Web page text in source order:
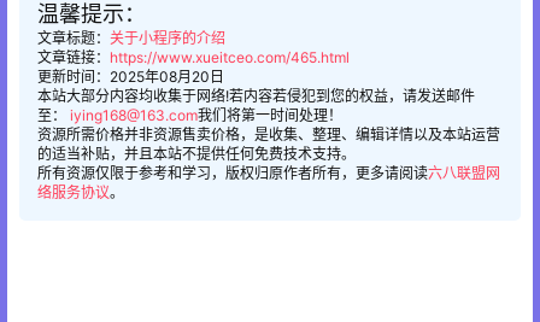
温馨提示：
文章标题： 关于小程序的介绍
文章链接： https://www.xueitceo.com/465.html
更新时间：2025年08月20日
本站大部分内容均收集于网络!若内容若侵犯到您的权益，请发送邮件
至：
iying168@163.com我们将第一时间处理！
资源所需价格并非资源售卖价格，是收集、整理、编辑详情以及本站运营
的适当补贴，并且本站不提供任何免费技术支持。
所有资源仅限于参考和学习，版权归原作者所有，更多请阅读六八联盟网
络服务协议。